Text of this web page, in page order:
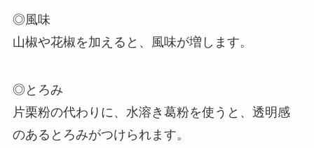
◎風味
山椒や花椒を加えると、風味が増します。
◎とろみ
片栗粉の代わりに、水溶き葛粉を使うと、透明感
のあるとろみがつけられます。